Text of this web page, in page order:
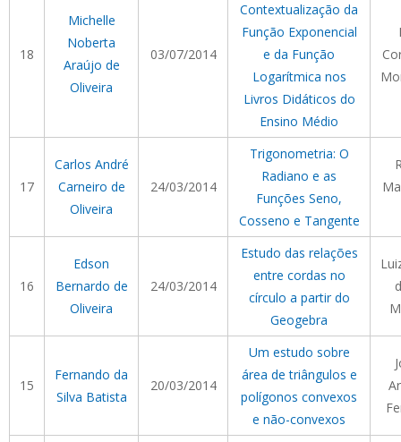
18
Michelle
Noberta
Araújo de
Oliveira
03/07/2014
Contextualização da
Função Exponencial
e da Função
Logarítmica nos
Livros Didáticos do
Ensino Médio
17
Carlos André
Carneiro de
Oliveira
24/03/2014
Trigonometria: O
Radiano e as
Funções Seno,
Cosseno e Tangente
16
Edson
Bernardo de
Oliveira
24/03/2014
Estudo das relações
entre cordas no
círculo a partir do
Geogebra
15
Fernando da
Silva Batista
20/03/2014
Um estudo sobre
área de triângulos e
polígonos convexos
e não-convexos